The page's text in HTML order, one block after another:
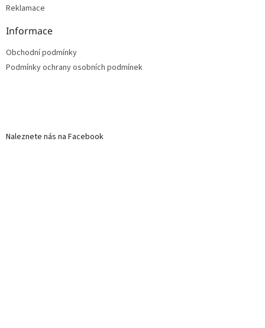
Reklamace
Informace
Obchodní podmínky
Podmínky ochrany osobních podmínek
Naleznete nás na Facebook